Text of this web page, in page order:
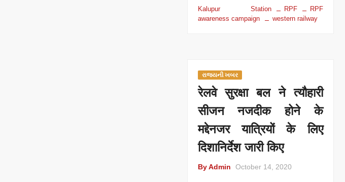
Kalupur Station RPF
RPF
awareness campaign
western railway
રાજ્યની ખબર
रेलवे सुरक्षा बल ने त्यौहारी
सीजन नजदीक होने के
मद्देनजर यात्रियों के लिए
दिशानिर्देश जारी किए
By Admin October 14, 2020